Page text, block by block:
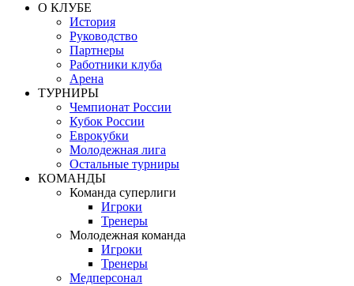
О КЛУБЕ
История
Руководство
Партнеры
Работники клуба
Арена
ТУРНИРЫ
Чемпионат России
Кубок России
Еврокубки
Молодежная лига
Остальные турниры
КОМАНДЫ
Команда суперлиги
Игроки
Тренеры
Молодежная команда
Игроки
Тренеры
Медперсонал